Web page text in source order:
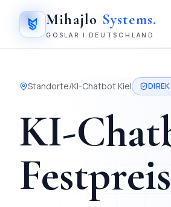
Mihajlo Systems.
GOSLAR | DEUTSCHLAND
Standorte/KI-ChatbotKiel
KI-